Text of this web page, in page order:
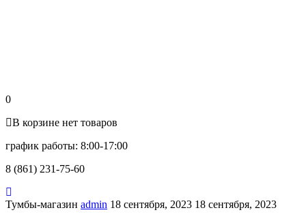
0
В корзине нет товаров
график работы: 8:00-17:00
8 (861) 231-75-60
Тумбы-магазин admin 18 сентября, 2023 18 сентября, 2023